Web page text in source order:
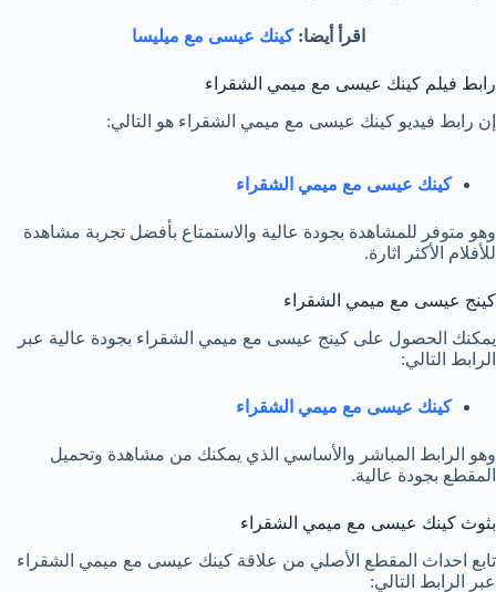
اقرأ أيضا:كينك عيسى مع ميليسا
رابط فيلم كينك عيسى مع ميمي الشقراء
إن رابط فيديو كينك عيسى مع ميمي الشقراء هو التالي:
كينك عيسى مع ميمي الشقراء
وهو متوفر للمشاهدة بجودة عالية والاستمتاع بأفضل تجربة مشاهدة
للأفلام الأكثر اثارة.
كينج عيسى مع ميمي الشقراء
يمكنك الحصول على كينج عيسى مع ميمي الشقراء بجودة عالية عبر
الرابط التالي:
كينك عيسى مع ميمي الشقراء
وهو الرابط المباشر والأساسي الذي يمكنك من مشاهدة وتحميل
المقطع بجودة عالية.
بثوث كينك عيسى مع ميمي الشقراء
تابع احداث المقطع الأصلي من علاقة كينك عيسى مع ميمي الشقراء
عبر الرابط التالي: